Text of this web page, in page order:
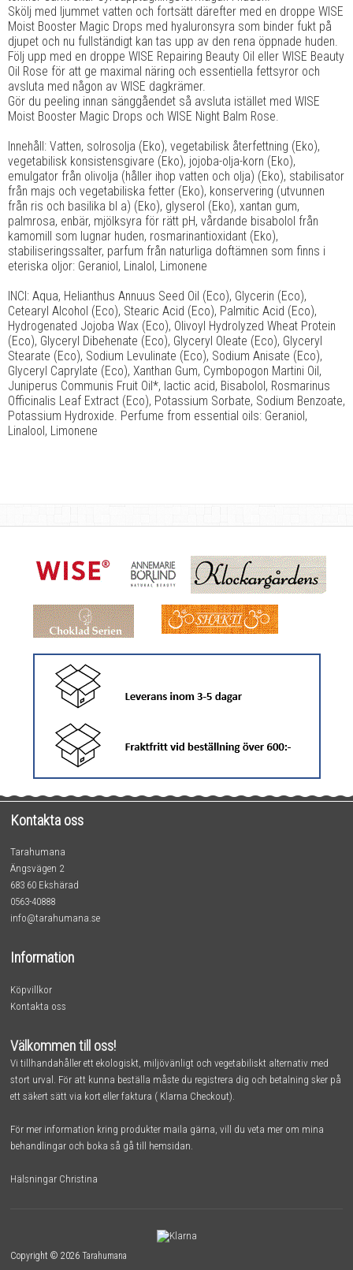
Skölj med ljummet vatten och fortsätt därefter med en droppe WISE
Moist Booster Magic Drops med hyaluronsyra som binder fukt på
djupet och nu fullständigt kan tas upp av den rena öppnade huden.
Följ upp med en droppe WISE Repairing Beauty Oil eller WISE Beauty
Oil Rose för att ge maximal näring och essentiella fettsyror och
avsluta med någon av WISE dagkrämer.
Gör du peeling innan sänggåendet så avsluta istället med WISE
Moist Booster Magic Drops och WISE Night Balm Rose.
Innehåll: Vatten, solrosolja (Eko), vegetabilisk återfettning (Eko),
vegetabilisk konsistensgivare (Eko), jojoba-olja-korn (Eko),
emulgator från olivolja (håller ihop vatten och olja) (Eko), stabilisator
från majs och vegetabiliska fetter (Eko), konservering (utvunnen
från ris och basilika bl a) (Eko), glyserol (Eko), xantan gum,
palmrosa, enbär, mjölksyra för rätt pH, vårdande bisabolol från
kamomill som lugnar huden, rosmarinantioxidant (Eko),
stabiliseringssalter, parfum från naturliga doftämnen som finns i
eteriska oljor: Geraniol, Linalol, Limonene
INCI: Aqua, Helianthus Annuus Seed Oil (Eco), Glycerin (Eco),
Cetearyl Alcohol (Eco), Stearic Acid (Eco), Palmitic Acid (Eco),
Hydrogenated Jojoba Wax (Eco), Olivoyl Hydrolyzed Wheat Protein
(Eco), Glyceryl Dibehenate (Eco), Glyceryl Oleate (Eco), Glyceryl
Stearate (Eco), Sodium Levulinate (Eco), Sodium Anisate (Eco),
Glyceryl Caprylate (Eco), Xanthan Gum, Cymbopogon Martini Oil,
Juniperus Communis Fruit Oil*, lactic acid, Bisabolol, Rosmarinus
Officinalis Leaf Extract (Eco), Potassium Sorbate, Sodium Benzoate,
Potassium Hydroxide. Perfume from essential oils: Geraniol,
Linalool, Limonene
Kontakta oss
Tarahumana
Ängsvägen 2
683 60 Ekshärad
0563-40888
info@tarahumana.se
Information
Köpvillkor
Kontakta oss
Välkommen till oss!
Vi tillhandahåller ett ekologiskt, miljövänligt och vegetabiliskt alternativ med
stort urval. För att kunna beställa måste du registrera dig och betalning sker på
ett säkert sätt via kort eller faktura ( Klarna Checkout).
För mer information kring produkter maila gärna, vill du veta mer om mina
behandlingar och boka så gå till hemsidan.
Hälsningar Christina
Copyright © 2026Tarahumana